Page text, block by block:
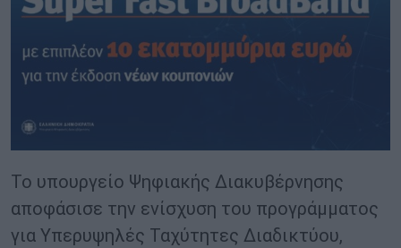
Το υπουργείο Ψηφιακής Διακυβέρνησης
αποφάσισε την ενίσχυση του προγράμματος
για Υπερυψηλές Ταχύτητες Διαδικτύου,